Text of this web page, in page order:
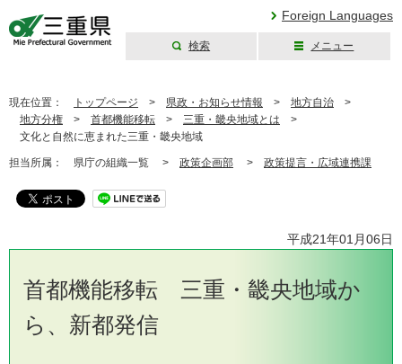
Foreign Languages
検索 メニュー
現在位置： トップページ > 県政・お知らせ情報 > 地方自治 >
地方分権 > 首都機能移転 > 三重・畿央地域とは >
文化と自然に恵まれた三重・畿央地域
担当所属： 県庁の組織一覧 > 政策企画部 > 政策提言・広域連携課
平成21年01月06日
首都機能移転 三重・畿央地域か
ら、新都発信